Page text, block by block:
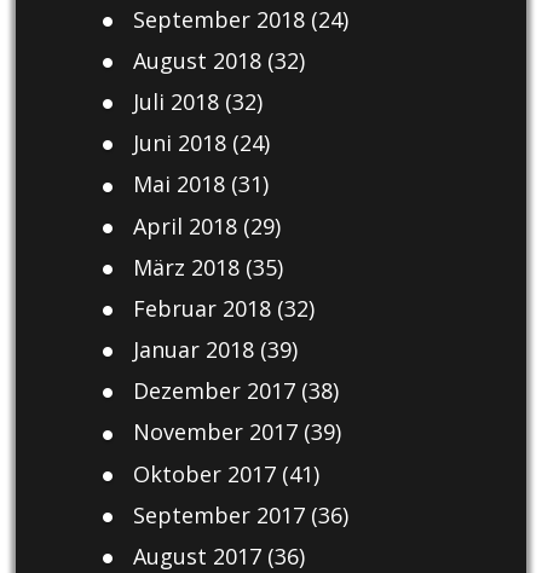
September 2018(24)
August 2018(32)
Juli 2018(32)
Juni 2018(24)
Mai 2018(31)
April 2018(29)
März 2018(35)
Februar 2018(32)
Januar 2018(39)
Dezember 2017(38)
November 2017(39)
Oktober 2017(41)
September 2017(36)
August 2017(36)